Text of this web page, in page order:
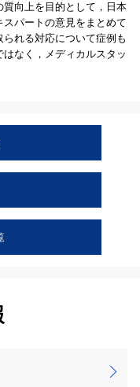
向上を目的として，日本
パートの意見をまとめて
れる対応について症例も
なく，メディカルスタッ